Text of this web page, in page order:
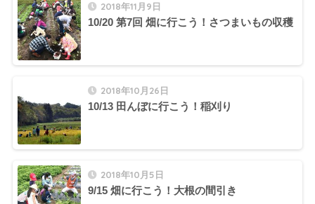
2018年11月9日
10/20 第7回 畑に行こう！さつまいもの収穫
2018年10月26日
10/13 田んぼに行こう！稲刈り
2018年10月5日
9/15 畑に行こう！大根の間引き